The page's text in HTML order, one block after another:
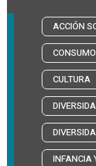
ACCIÓN
CONSUMO
CULTURA
INFANCIA